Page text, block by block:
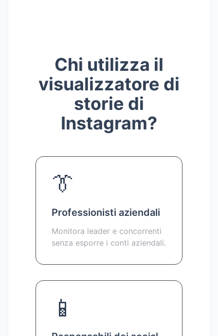
Chi utilizza il
visualizzatore di
storie di
Instagram?
👔
Professionisti aziendali
Monitora leader e concorrenti
senza esporre i conti aziendali.
📱